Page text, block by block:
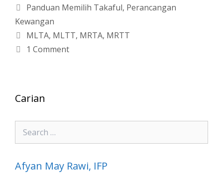
Categories
Panduan Memilih Takaful, Perancangan
Kewangan
Tags
MLTA, MLTT, MRTA, MRTT
1 Comment
Carian
Search
for:
Afyan May Rawi, IFP